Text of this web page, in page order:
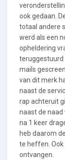
ook gedaan.
totaal andere
werd als een
opheldering
teruggestuurd
mails
van dit merk
naast de
rap achteruit
naast de naad
na 1 keer
heb daarom
te heffen. Ook
ontvangen.